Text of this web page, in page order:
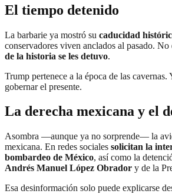
El tiempo detenido
La barbarie ya mostró su caducidad
conservadores viven anclados al pasado. No
de la historia se les detuvo.
Trump pertenece a la época de las cavernas.
gobernar el presente.
La derecha mexicana y el
Asombra —aunque ya no sorprende— la
mexicana. En redes sociales solicitan la
bombardeo de México, así como la
Andrés Manuel López Obrador y de la
Esa desinformación solo puede explicarse